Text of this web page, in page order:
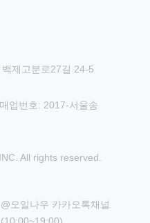
제고분로27길 24-5
업번호: 2017-서울송
All rights reserved.
@오일나우 카카오톡채널